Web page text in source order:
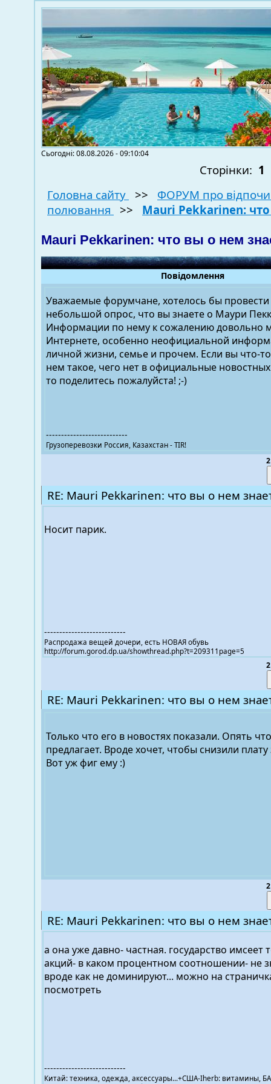
Сьогодні: 08.08.2026 - 09:10:04
Сторінки: 1
Головна сайту
>> ФОРУМ про
полювання
>> Mauri Pekkarinen:
Mauri Pekkarinen: что вы о нем
Повідомлення
Уважаемые форумчане, хотелось бы провести
небольшой опрос, что вы знаете о Маури
Информации по нему к сожалению довольно
Интернете, особенно неофициальной
личной жизни, семье и прочем. Если вы что-
нем такое, чего нет в официальные
то поделитесь пожалуйста! ;-)
---------------------------
Грузоперевозки Россия, Казахстан - TIR!
RE: Mauri Pekkarinen: что вы о нем
Носит парик.
---------------------------
Распродажа вещей дочери, есть НОВАЯ обувь
http://forum.gorod.dp.ua/showthread.php?t=209311page=5
RE: Mauri Pekkarinen: что вы о нем
Только что его в новостях показали. Опять
предлагает. Вроде хочет, чтобы снизили
Вот уж фиг ему :)
RE: Mauri Pekkarinen: что вы о нем
а она уже давно- частная. государство имсеет
акций- в каком процентном соотношении- не
вроде как не доминируют... можно на
посмотреть
---------------------------
Китай: техника, одежда, аксессуары...+США-Iherb: витамины,